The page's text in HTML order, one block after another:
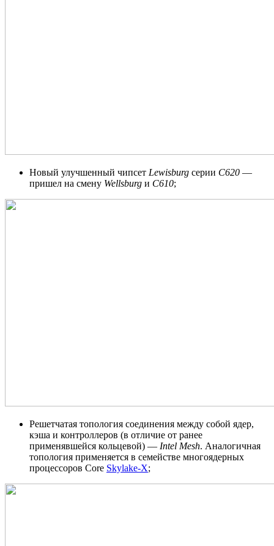
Новый улучшенный чипсет Lewisburg серии C620 —
пришел на смену Wellsburg и C610;
Решетчатая топология соединения между собой ядер,
кэша и контроллеров (в отличие от ранее
применявшейся кольцевой) — Intel Mesh. Аналогичная
топология применяется в семействе многоядерных
процессоров Core Skylake-X;